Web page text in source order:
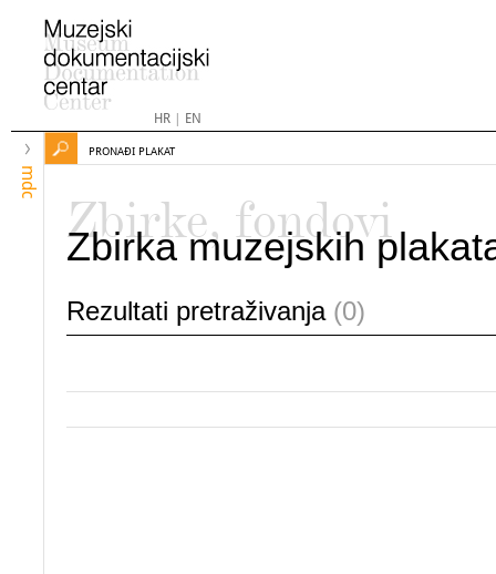
HR| EN
mdc
PRONAĐI PLAKAT
Zbirke, fondovi
Zbirka muzejskih
Rezultati pretraživanja (0)